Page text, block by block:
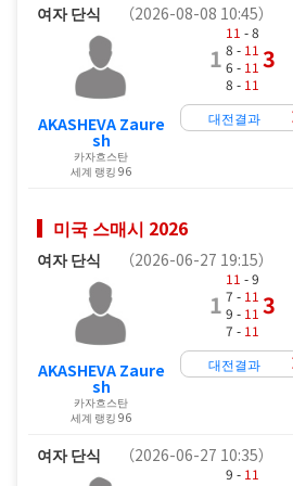
여자 단식 （2026-08-08 10:45）
AKASHEVA Zaure
sh
카자흐스탄
세계 랭킹 96
1
11 - 8
8 - 11
6 - 11
8 - 11
3
대전결과
미국 스매시 2026
여자 단식 （2026-06-27 19:15）
AKASHEVA Zaure
sh
카자흐스탄
세계 랭킹 96
1
11 - 9
7 - 11
9 - 11
7 - 11
3
대전결과
여자 단식 （2026-06-27 10:35）
9 - 11